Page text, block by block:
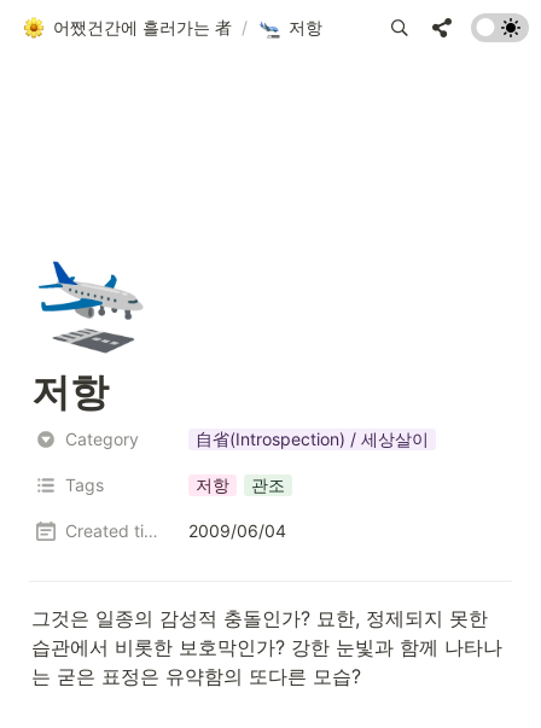
어쨌건간에 흘러가는 者 / 저항
🛬
저항
Category 自省(Introspection) / 세상살이
Tags 저항 관조
Created time 2009/06/04
그것은 일종의 감성적 충돌인가? 묘한, 정제되지 못한
습관에서 비롯한 보호막인가? 강한 눈빛과 함께 나타나
는 굳은 표정은 유약함의 또다른 모습?